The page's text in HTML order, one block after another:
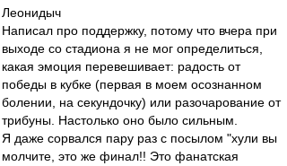
Леонидыч
Написал про поддержку, потому что вчера при
выходе со стадиона я не мог определиться,
какая эмоция перевешивает: радость от
победы в кубке (первая в моем осознанном
болении, на секундочку) или разочарование от
трибуны. Настолько оно было сильным.
Я даже сорвался пару раз с посылом "хули вы
молчите, это же финал!! Это фанатская